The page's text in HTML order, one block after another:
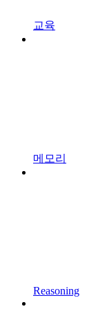
교육
메모리
Reasoning